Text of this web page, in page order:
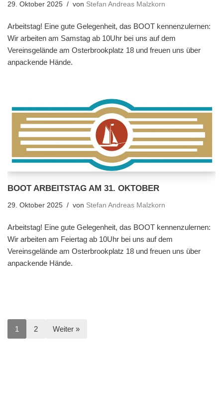
29. Oktober 2025 von Stefan Andreas Malzkorn
Arbeitstag! Eine gute Gelegenheit, das BOOT kennenzulernen:
Wir arbeiten am Samstag ab 10Uhr bei uns auf dem
Vereinsgelände am Osterbrookplatz 18 und freuen uns über
anpackende Hände.
BOOT ARBEITSTAG AM 31. OKTOBER
29. Oktober 2025 von Stefan Andreas Malzkorn
Arbeitstag! Eine gute Gelegenheit, das BOOT kennenzulernen:
Wir arbeiten am Feiertag ab 10Uhr bei uns auf dem
Vereinsgelände am Osterbrookplatz 18 und freuen uns über
anpackende Hände.
1 2 Weiter »